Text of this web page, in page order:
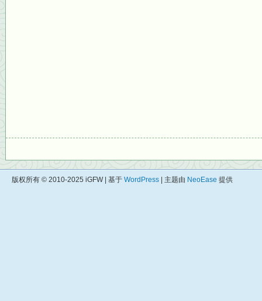
版权所有 © 2010-2025 iGFW | 基于 WordPress | 主题由 NeoEase 提供